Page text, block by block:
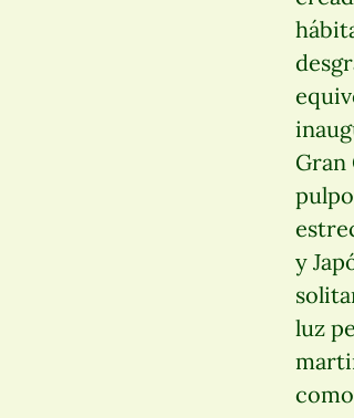
Gran
y
luz